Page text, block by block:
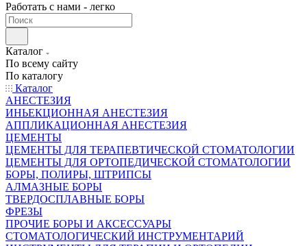
Работать с нами - легко
Каталог
По всему сайту
По каталогу
Каталог
АНЕСТЕЗИЯ
ИНЬЕКЦИОННАЯ АНЕСТЕЗИЯ
АППЛИКАЦИОННАЯ АНЕСТЕЗИЯ
ЦЕМЕНТЫ
ЦЕМЕНТЫ ДЛЯ ТЕРАПЕВТИЧЕСКОЙ СТОМАТОЛОГИИ
ЦЕМЕНТЫ ДЛЯ ОРТОПЕДИЧЕСКОЙ СТОМАТОЛОГИИ
БОРЫ, ПОЛИРЫ, ШТРИПСЫ
АЛМАЗНЫЕ БОРЫ
ТВЕРДОСПЛАВНЫЕ БОРЫ
ФРЕЗЫ
ПРОЧИЕ БОРЫ И АКСЕССУАРЫ
СТОМАТОЛОГИЧЕСКИЙ ИНСТРУМЕНТАРИЙ